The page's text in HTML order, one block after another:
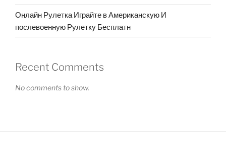
Онлайн Рулетка Играйте в Американскую И
послевоенную Рулетку Бесплатн
Recent Comments
No comments to show.